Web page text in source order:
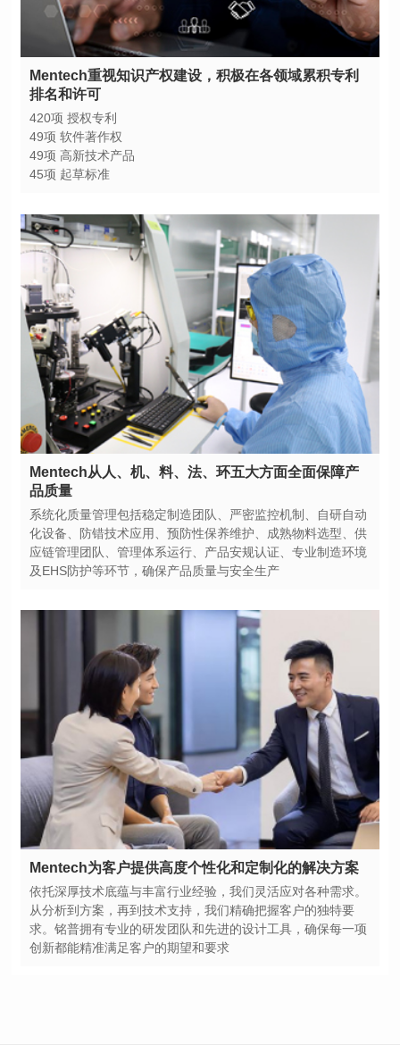
排名和许可
420项 授权专利
49项 软件著作权
49项 高新技术产品
45项 起草标准
品质量
及EHS防护等环节，确保产品质量与安全生产
Mentech为客户提供高度个性化和定制化的解决方案
创新都能精准满足客户的期望和要求